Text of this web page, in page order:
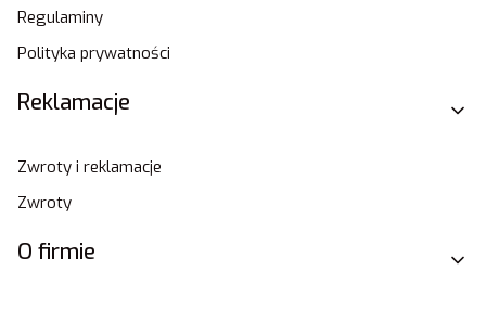
Regulaminy
Polityka prywatności
Reklamacje
Zwroty i reklamacje
Zwroty
O firmie